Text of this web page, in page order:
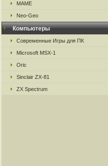
MAME
Neo-Geo
Компьютеры
Современные Игры для ПК
Microsoft MSX-1
Oric
Sinclair ZX-81
ZX Spectrum